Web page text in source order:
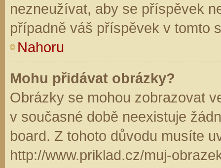
nezneužívat, aby se příspěvek
případně váš příspěvek v tomto
Nahoru
Mohu přidávat obrázky?
Obrázky se mohou zobrazovat
v současné době neexistuje
board. Z tohoto důvodu musíte
http://www.priklad.cz/muj-